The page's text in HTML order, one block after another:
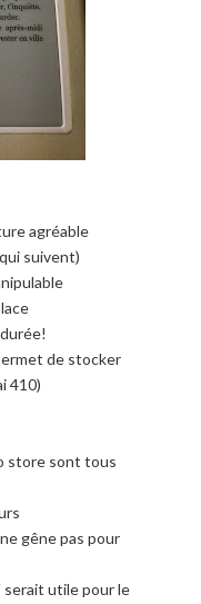
agréable
suivent)
de stocker
410)
store sont tous
gêne pas pour
utile pour le